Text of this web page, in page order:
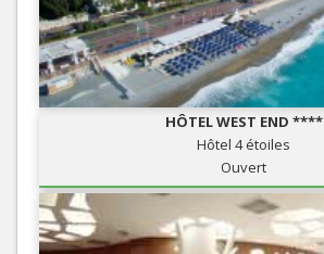
HÔTEL WEST END ****
Hôtel 4 étoiles
Ouvert